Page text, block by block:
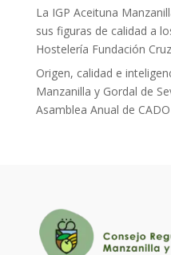
La IGP Aceituna
sus figuras de calidad a
Hostelería Fundación
Origen, calidad e
Manzanilla y Gordal de
Asamblea Anual de CADO